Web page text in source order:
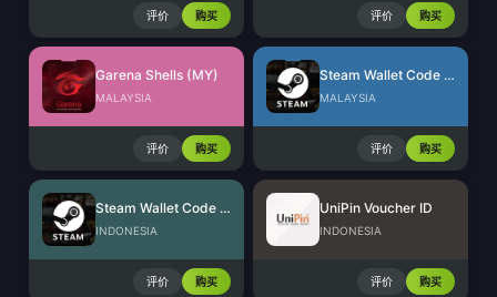
评价 购买 评价 购买
Garena Shells (MY)
MALAYSIA
评价 购买
Steam Wallet Code (MYR)
MALAYSIA
评价 购买
Steam Wallet Code (IDR)
INDONESIA
评价 购买
UniPin Voucher ID
INDONESIA
评价 购买